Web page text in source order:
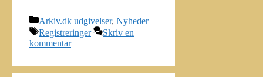
Kategorier
Arkiv.dk udgivelser, Nyheder
Tags
Registreringer
Skriv en
kommentar